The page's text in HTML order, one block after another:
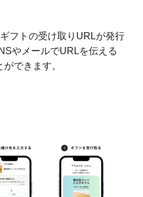
フトの受け取りURLが発行
やメールでURLを伝える
できます。